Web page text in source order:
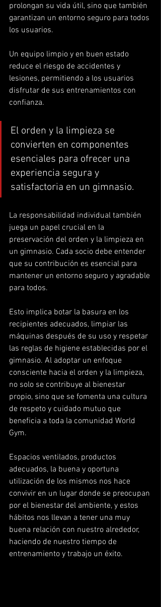
prolongan su vida útil, sino que también
garantizan un entorno seguro para todos
los usuarios.
Un equipo limpio y en buen estado
reduce el riesgo de accidentes y
lesiones, permitiendo a los usuarios
disfrutar de sus entrenamientos con
confianza.
El orden y la limpieza se
convierten en componentes
esenciales para ofrecer una
experiencia segura y
satisfactoria en un gimnasio.
La responsabilidad individual también
juega un papel crucial en la
preservación del orden y la limpieza en
un gimnasio. Cada socio debe entender
que su contribución es esencial para
mantener un entorno seguro y agradable
para todos.
Esto implica botar la basura en los
recipientes adecuados, limpiar las
máquinas después de su uso y respetar
las reglas de higiene establecidas por el
gimnasio. Al adoptar un enfoque
consciente hacia el orden y la limpieza,
no solo se contribuye al bienestar
propio, sino que se fomenta una cultura
de respeto y cuidado mutuo que
beneficia a toda la comunidad World
Gym.
Espacios ventilados, productos
adecuados, la buena y oportuna
utilización de los mismos nos hace
convivir en un lugar donde se preocupan
por el bienestar del ambiente, y estos
hábitos nos llevan a tener una muy
buena relación con nuestro alrededor,
haciendo de nuestro tiempo de
entrenamiento y trabajo un éxito.